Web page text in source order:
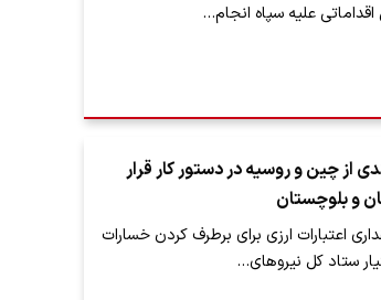
علیه سپاه انجام…
از چین و روسیه در دستور کار قرار
و بلوچستان
اعتبارات ارزی برای برطرف کردن خسارات
ستاد کل نیروهای…